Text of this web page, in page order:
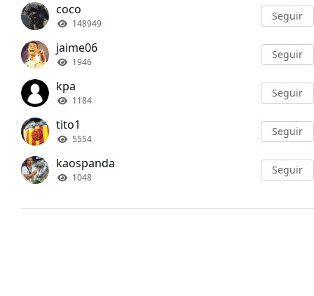
coco
148949
Seguir
jaime06
1946
Seguir
kpa
1184
Seguir
tito1
5554
Seguir
kaospanda
1048
Seguir